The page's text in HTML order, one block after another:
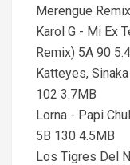
Merengue
Karol G - Mi Ex
Remix) 5A 90
Katteyes,
102 3.7MB
Lorna - Papi
5B 130 4.5MB
Los Tigres Del